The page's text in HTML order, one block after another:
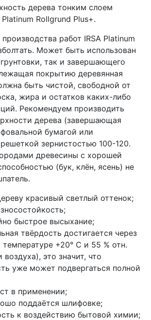
дерева тонким слоем
Platinum Rollgrund Plus+.
работ IRSA Platinum
Может быть использован
так и завершающего
покрытию деревянная
быть чистой, свободной от
жира и остатков каких-либо
Рекомендуем производить
дерева (завершающая
бумагой или
зернистостью 100-120.
древесины с хорошей
(бук, клён, ясень) не
красивый светлый оттенок;
быстрое высыхание;
твёрдость достигается через
+20° C и 55 % отн.
воздуха), это значит, что
уже может подвергаться полной
в применении;
поддаётся шлифовке;
к воздействию бытовой химии;